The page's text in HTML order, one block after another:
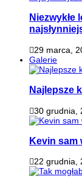
Niezwykłe
29 marca,
Galerie
Najlepsze
30 grudnia,
Kevin sam
22 grudnia,